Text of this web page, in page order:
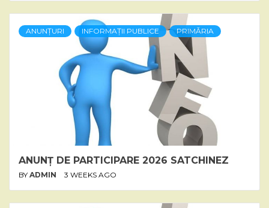
ANUNȚURI INFORMAȚII PUBLICE PRIMĂRIA
ANUNȚ DE PARTICIPARE 2026 SATCHINEZ
BY ADMIN 3 WEEKS AGO